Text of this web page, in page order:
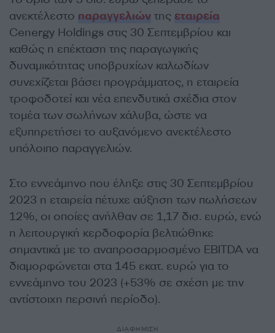
ανεκτέλεστο παραγγελιών της εταιρεία
Cenergy Holdings στις 30 Σεπτεμβρίου και
καθώς η επέκταση της παραγωγικής
δυναμικότητας υποβρυχίων καλωδίων
συνεχίζεται βάσει προγράμματος, η εταιρεία
τροφοδοτεί και νέα επενδυτικά σχέδια στον
τομέα των σωλήνων χάλυβα, ώστε να
εξυπηρετήσει το αυξανόμενο ανεκτέλεστο
υπόλοιπο παραγγελιών.
Στο εννεάμηνο που έληξε στις 30 Σεπτεμβρίου
2023 η εταιρεία πέτυχε αύξηση των πωλήσεων
12%, οι οποίες ανήλθαν σε 1,17 δισ. ευρώ, ενώ
η λειτουργική κερδοφορία βελτιώθηκε
σημαντικά με το αναπροσαρμοσμένο EBITDA να
διαμορφώνεται στα 145 εκατ. ευρώ για το
εννεάμηνο του 2023 (+53% σε σχέση με την
αντίστοιχη περσινή περίοδο).
ΔΙΑΦΗΜΙΣΗ